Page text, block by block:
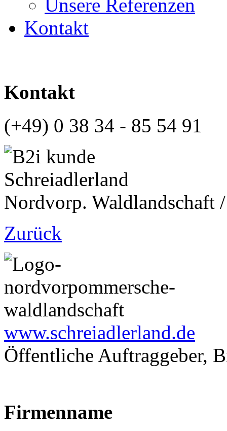
Unsere Referenzen
Kontakt
Kontakt
(+49) 0 38 34 - 85 54 91
Nordvorp. Waldlandschaft
Zurück
www.schreiadlerland.de
Öffentliche Auftraggeber,
Firmenname